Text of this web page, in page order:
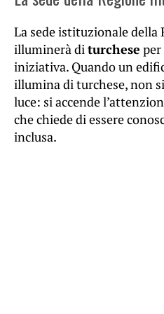
La sede istituzionale della
illuminerà diturchese per
iniziativa. Quando un
illumina di turchese, non
luce: si accende
che chiede di essere
inclusa.